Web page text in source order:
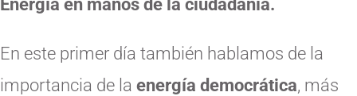
Energía en manos de la ciudadanía.
En este primer día también hablamos de la
importancia de la energía democrática, más